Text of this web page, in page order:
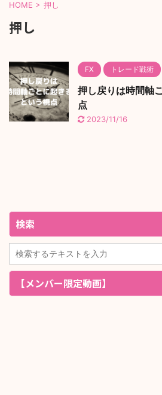
HOME > 押し
押し
FX トレード戦術
押し戻りは時間軸
点
2023/11/16
検索
【メンバー限定動画】